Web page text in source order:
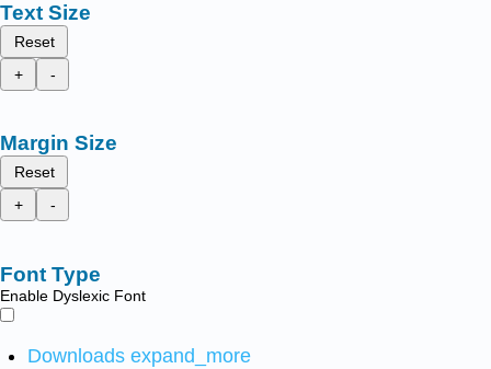
Text Size
Reset
+
-
Margin Size
Reset
+
-
Font Type
Enable Dyslexic Font
Downloads expand_more